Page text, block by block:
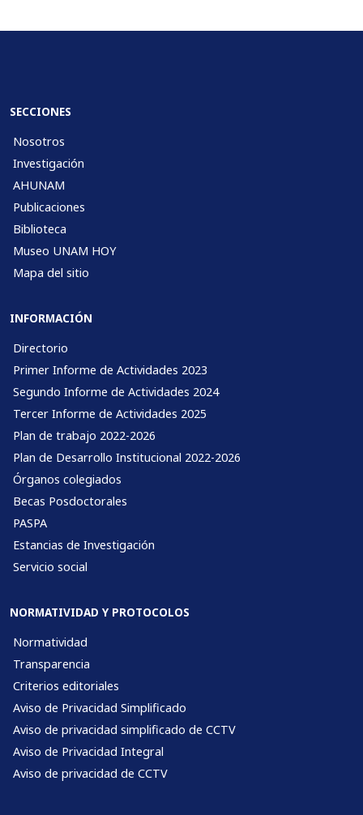
SECCIONES
Nosotros
Investigación
AHUNAM
Publicaciones
Biblioteca
Museo UNAM HOY
Mapa del sitio
INFORMACIÓN
Directorio
Primer Informe de Actividades 2023
Segundo Informe de Actividades 2024
Tercer Informe de Actividades 2025
Plan de trabajo 2022-2026
Plan de Desarrollo Institucional 2022-2026
Órganos colegiados
Becas Posdoctorales
PASPA
Estancias de Investigación
Servicio social
NORMATIVIDAD Y PROTOCOLOS
Normatividad
Transparencia
Criterios editoriales
Aviso de Privacidad Simplificado
Aviso de privacidad simplificado de CCTV
Aviso de Privacidad Integral
Aviso de privacidad de CCTV